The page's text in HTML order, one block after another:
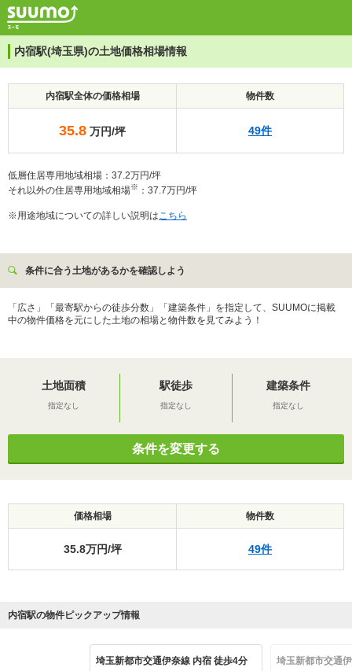
内宿駅(埼玉県)の土地価格相場情報
内宿駅全体の価格相場 物件数
35.8 万円/坪 49件
低層住居専用地域相場：37.2万円/坪
それ以外の住居専用地域相場※ ：37.7万円/坪
※用途地域についての詳しい説明はこちら
条件に合う土地があるかを確認しよう
「広さ」「最寄駅からの徒歩分数」「建築条件」を指定して、SUUMOに掲載
中の物件価格を元にした土地の相場と物件数を見てみよう！
土地面積
指定なし
駅徒歩
指定なし
建築条件
指定なし
条件を変更する
価格相場 物件数
35.8万円/坪 49件
内宿駅の物件ピックアップ情報
埼玉新都市交通伊奈線 内宿 徒歩4分 埼玉新都市交通